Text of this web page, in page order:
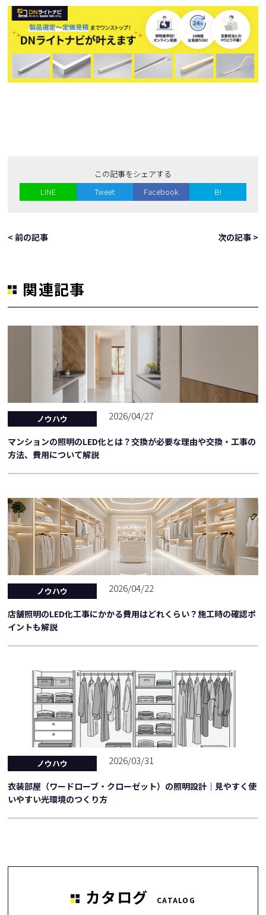
この記事をシェアする
LINE
Tweet Facebook B!
< 前の記事 次の記事 >
関連記事
ノウハウ 2026/04/27
マンションの照明のLED化とは？交換が必要な理由や交換・工事の
方法、費用について解説
ノウハウ 2026/04/22
店舗照明のLED化工事にかかる費用はどれくらい？施工時の確認ポ
イントも解説
ノウハウ 2026/03/31
衣装部屋（ワードローブ・クローゼット）の照明設計｜見やすく使
いやすい光環境のつくり方
カタログ CATALOG